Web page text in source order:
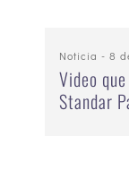
Noticia - 8
Video
Standar